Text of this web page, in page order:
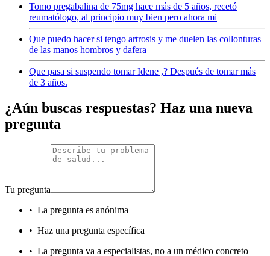
Tomo pregabalina de 75mg hace más de 5 años, recetó
reumatólogo, al principio muy bien pero ahora mi
Que puedo hacer si tengo artrosis y me duelen las collonturas
de las manos hombros y dafera
Que pasa si suspendo tomar Idene ,? Después de tomar más
de 3 años.
¿Aún buscas respuestas? Haz una nueva
pregunta
Tu pregunta
• La pregunta es anónima
• Haz una pregunta específica
• La pregunta va a especialistas, no a un médico concreto